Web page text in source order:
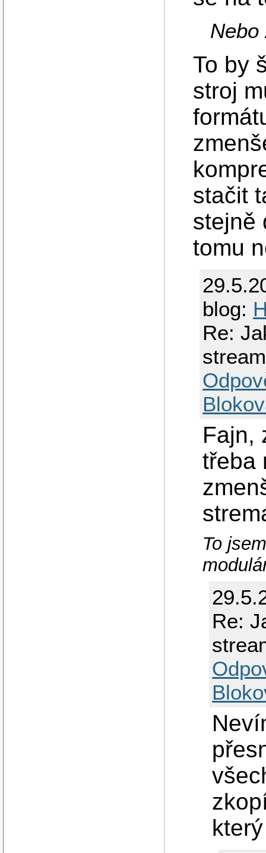
Nebo
To by
stroj
stačit
stejně
tomu
blog:
Re:
Fajn,
třeba
To
Re: